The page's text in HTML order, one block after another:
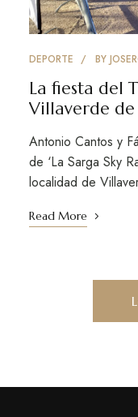
DEPORTE BY
La fiesta del
Villaverde
Antonio Cantos y
de ‘La Sarga Sky
localidad de
Read More